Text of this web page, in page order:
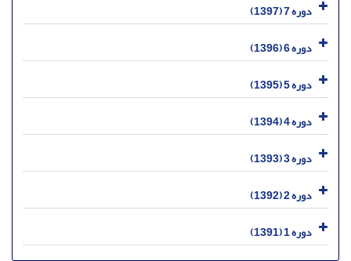
دوره 7 (1397)
دوره 6 (1396)
دوره 5 (1395)
دوره 4 (1394)
دوره 3 (1393)
دوره 2 (1392)
دوره 1 (1391)